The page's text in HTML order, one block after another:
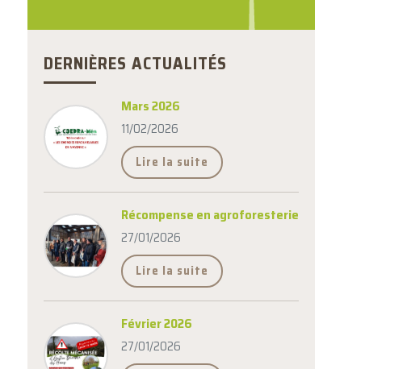
DERNIÈRES ACTUALITÉS
Mars 2026
11/02/2026
Lire la suite
Récompense en agroforesterie
27/01/2026
Lire la suite
Février 2026
27/01/2026